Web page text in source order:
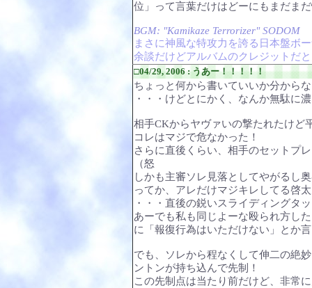
位」って言葉だけはどーにもまだま
BGM: "Kamikaze Terrorizer" SODOM
まさに神風な特攻力を誇る日本盤ボ
余談だけどアルバムのクレジットだ
□04/29, 2006 : うあー！！！！！
ちょっと何から書いていいか分から
・・・けどとにかく、なんか無駄に
相手CKからヤヴァいの撃たれたけど
コレはマジで危なかった！
さらに直後くらい、相手のセットプ
（怒
しかも主審ソレ見落としてやがるし
ってか、アレだけマジキレしてる啓
・・・直後の鋭いスライディングタ
あーでも私も同じよーな殴られ方し
に「報復行為はいただけない」とか
でも、ソレから程なくして伸二の絶
ントンが持ち込んで先制！
この先制点は当たり前だけど、非常